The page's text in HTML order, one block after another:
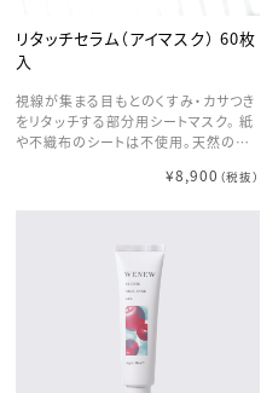
頭髪洗浄 人間工学に基づいたブラシで
手洗いでは落ちきらない汚れを一掃。
お風呂上りのスッキリ感、髪のふんわり
感を速攻体感。 美しい髪は、美しい頭
皮から。 【3】赤外線搭載、じんわり温熱
ケア 赤外線の温熱が深部※2へ働きか
ける。 熱エネルギーで体内活動を活発
化し、年齢とともにハリ不足を感じやす
くなった肌や髪のハリ感をサポート。 こ
メントであなた好みの心地よさとフィッ
ト感を その日の気分や頭皮の状態に合
わせて選べる機能。 揉み上げる強さは
３段階からアタッチメントは硬さ違いに
２種類から その日の気分や自分の好み
使用部位に合わせて選べます。 【5】防
水仕様 国際規格のIPX７防水仕様で浴
リタッチセラム（アイマスク） 60枚
入
視線が集まる目もとのくすみ・カサつき
をリタッチする部分用シートマスク。 紙
や不織布のシートは不使用。天然の海
で美容成分を閉じ込め、ゲル状のシー
続けます。つけたまま眠っても朝までし
¥8,900 （税抜）